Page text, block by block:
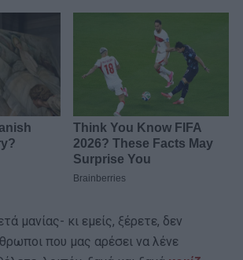
μανίας- κι εμείς, ξέρετε, δεν
που μας αρέσει να λένε